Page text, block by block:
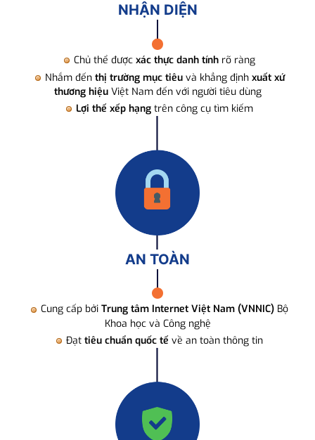
NHẬN DIỆN
Chủ thể được xác thực danh tính rõ ràng
Nhắm đến thị trường mục tiêuvà khẳng định xuất xứ
thương hiệuViệt Nam đến với người tiêu dùng
Lợi thế xếp hạng trên công cụ tìm kiếm
AN TOÀN
Cung cấp bởi Trung tâm Internet Việt Nam (VNNIC) Bộ
Khoa học và Công nghệ
Đạt tiêu chuẩn quốc tế về an toàn thông tin